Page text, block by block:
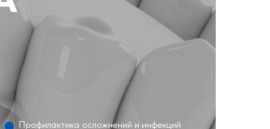
Профилактика осложнений и инфекций